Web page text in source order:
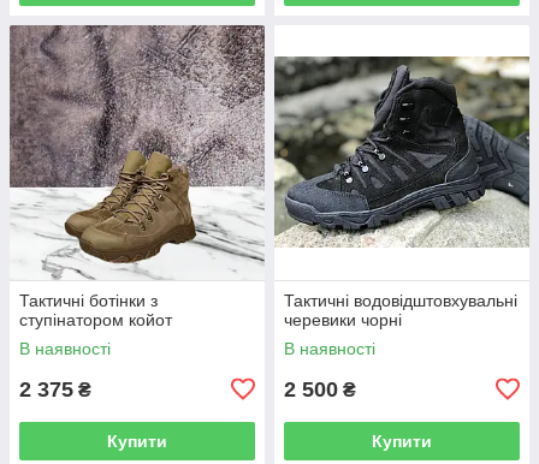
Тактичні ботінки з
ступінатором койот
В наявності
2 375 ₴
Купити
Тактичні водовідштовхувальні
черевики чорні
В наявності
2 500 ₴
Купити